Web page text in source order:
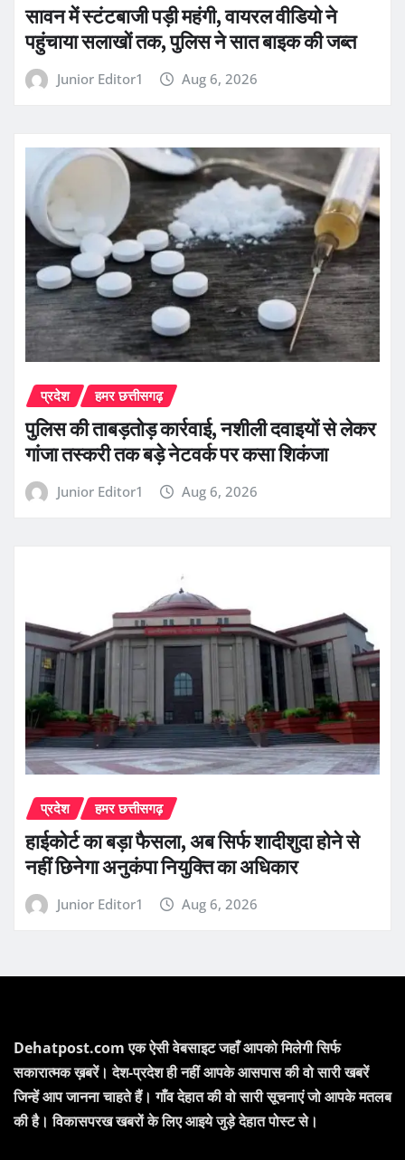
सावन में स्टंटबाजी पड़ी महंगी, वायरल वीडियो ने
पहुंचाया सलाखों तक, पुलिस ने सात बाइक की जब्त
Junior Editor1 Aug 6, 2026
प्रदेश हमर छत्तीसगढ़
पुलिस की ताबड़तोड़ कार्रवाई, नशीली दवाइयों से लेकर
गांजा तस्करी तक बड़े नेटवर्क पर कसा शिकंजा
Junior Editor1 Aug 6, 2026
प्रदेश हमर छत्तीसगढ़
हाईकोर्ट का बड़ा फैसला, अब सिर्फ शादीशुदा होने से
नहीं छिनेगा अनुकंपा नियुक्ति का अधिकार
Junior Editor1 Aug 6, 2026
Dehatpost.com एक ऐसी वेबसाइट जहाँ आपको मिलेगी सिर्फ
सकारात्मक ख़बरें। देश-प्रदेश ही नहीं आपके आसपास की वो सारी खबरें
जिन्हें आप जानना चाहते हैं। गाँव देहात की वो सारी सूचनाएं जो आपके मतलब
की है। विकासपरख खबरों के लिए आइये जुड़े देहात पोस्ट से।